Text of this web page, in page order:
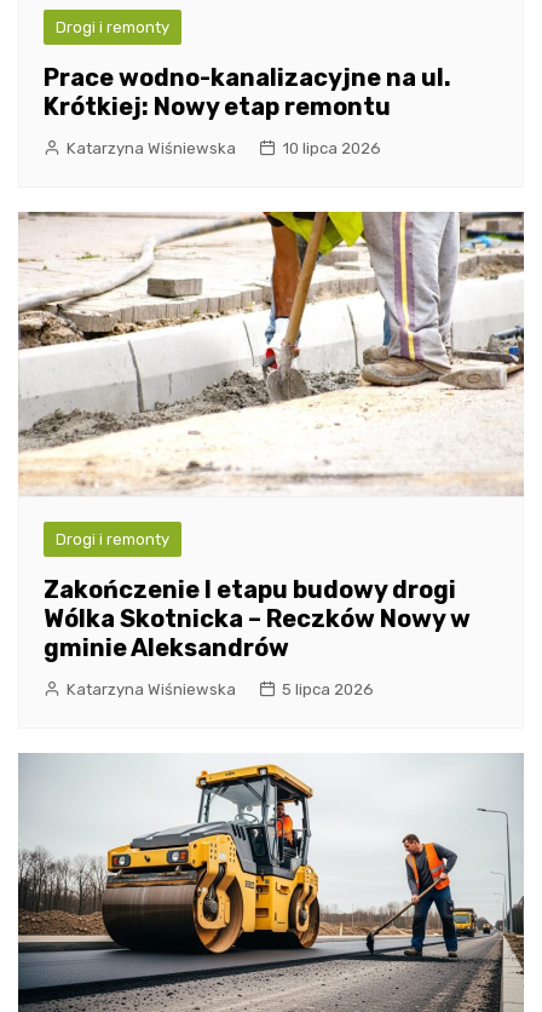
Drogi i remonty
Prace wodno-kanalizacyjne na ul.
Krótkiej: Nowy etap remontu
Katarzyna Wiśniewska 10 lipca 2026
Drogi i remonty
Zakończenie I etapu budowy drogi
Wólka Skotnicka – Reczków Nowy w
gminie Aleksandrów
Katarzyna Wiśniewska 5 lipca 2026